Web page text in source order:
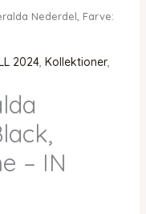
Nederdel, Farve:
2024, Kollektioner,
– IN